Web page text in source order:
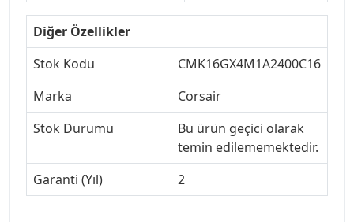
Diğer Özellikler
Stok Kodu
CMK16GX4M1A2400C16
Marka
Corsair
Stok Durumu
Bu ürün geçici olarak
temin edilememektedir.
Garanti (Yıl)
2